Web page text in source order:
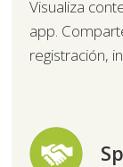
Visualiza
app.
registración,